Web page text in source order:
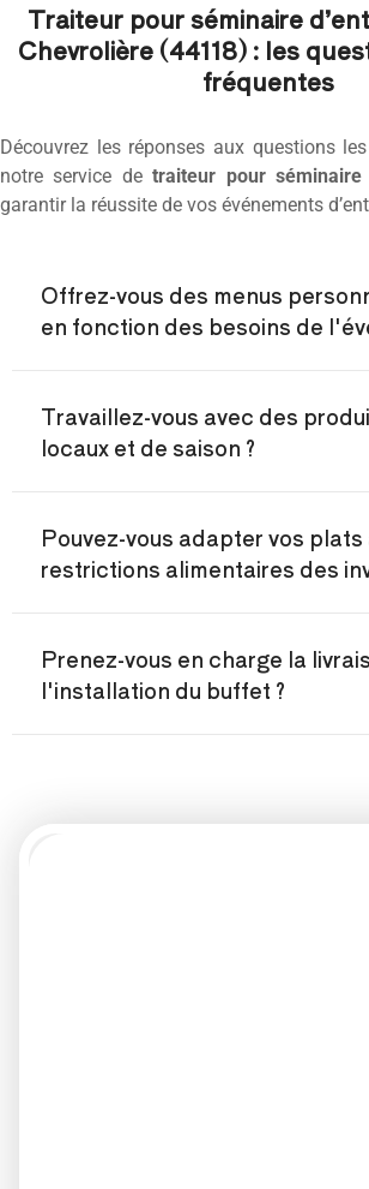
Découvrez les réponses aux questions
notre service detraiteur pour séminaire
garantir la réussite de vos événements
Traiteur pour séminaire
Chevrolière (44118) : les
fréquentes
Offrez-vous des menus
en fonction des besoins de
Travaillez-vous avec des
locaux et de saison ?
Pouvez-vous adapter vos plats
restrictions alimentaires des
Prenez-vous en charge la
l'installation du buffet ?